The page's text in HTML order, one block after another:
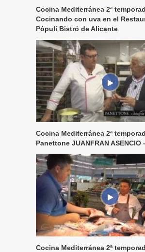
Cocina Mediterránea 2ª
Cocinando con uva en el
Pópuli Bistró de Alicante
Cocina Mediterránea 2ª
Panettone JUANFRAN ASENCIO
Cocina Mediterránea 2ª